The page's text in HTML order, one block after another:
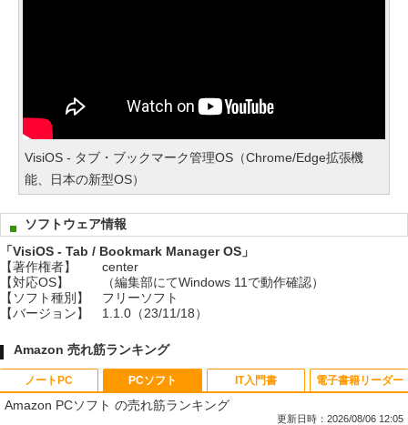
VisiOS - タブ・ブックマーク管理OS（Chrome/Edge拡張機
能、日本の新型OS）
ソフトウェア情報
「VisiOS - Tab / Bookmark Manager OS」
【著作権者】
center
【対応OS】
（編集部にてWindows 11で動作確認）
【ソフト種別】
フリーソフト
【バージョン】
1.1.0（23/11/18）
Amazon 売れ筋ランキング
ノートPC PCソフト
Amazon PCソフト の売れ筋ランキング
更新日時：2026/08/06 12:05
IT入門書 電子書籍リーダー